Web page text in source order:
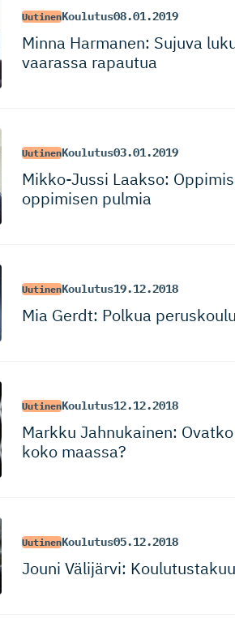
UutinenKoulutus08.01.2019
Minna Harmanen: Sujuva
vaarassa rapautua
UutinenKoulutus03.01.2019
Mikko-Jussi Laakso:
oppimisen pulmia
UutinenKoulutus19.12.2018
Mia Gerdt: Polkua
UutinenKoulutus12.12.2018
Markku Jahnukainen:
koko maassa?
UutinenKoulutus05.12.2018
Jouni Välijärvi: